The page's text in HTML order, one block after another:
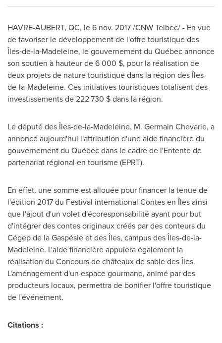
HAVRE-AUBERT, QC, le6 nov. 2017/CNW Telbec/ - En vue
de favoriser le développement de l'offre touristique des
Îles‑de‑la‑Madeleine, le gouvernement du Québec annonce
son soutien à hauteur de 6 000 $, pour la réalisation de
deux projets de nature touristique dans la région des Îles-
de-la-Madeleine. Ces initiatives touristiques totalisent des
investissements de 222 730 $ dans la région.
Le député des Îles-de-la-Madeleine, M. Germain Chevarie, a
annoncé aujourd'hui l'attribution d'une aide financière du
gouvernement du Québec dans le cadre de l'Entente de
partenariat régional en tourisme (EPRT).
En effet, une somme est allouée pour financer la tenue de
l'édition 2017 du Festival international Contes en Îles ainsi
que l'ajout d'un volet d'écoresponsabilité ayant pour but
d'intégrer des contes originaux créés par des conteurs du
Cégep de la Gaspésie et des Îles, campus des Îles-de-la-
Madeleine. L'aide financière appuiera également la
réalisation du Concours de châteaux de sable des Îles.
L'aménagement d'un espace gourmand, animé par des
producteurs locaux, permettra de bonifier l'offre touristique
de l'événement.
Citations :